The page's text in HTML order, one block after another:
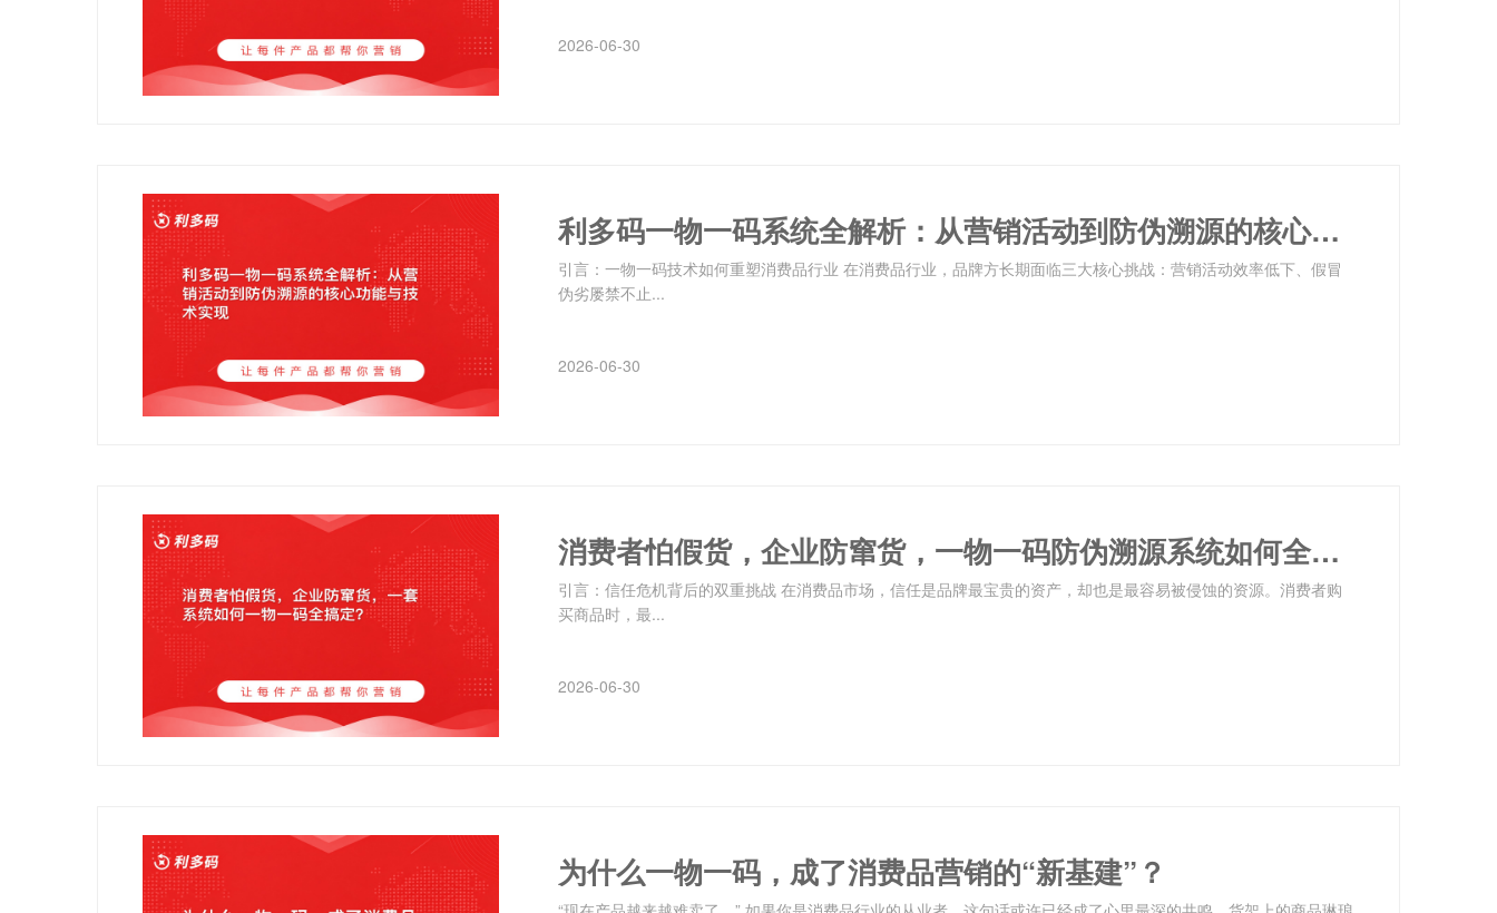
2026-06-30
利多码一物一码系统全解析：从营销活动到防伪溯源的核心功能与技术实现
引言：一物一码技术如何重塑消费品行业 在消费品行业，品牌方长期面临三大核心挑战：营销活动效率低下、假冒
伪劣屡禁不止...
2026-06-30
消费者怕假货，企业防窜货，一物一码防伪溯源系统如何全搞定？
引言：信任危机背后的双重挑战 在消费品市场，信任是品牌最宝贵的资产，却也是最容易被侵蚀的资源。消费者购
买商品时，最...
2026-06-30
为什么一物一码，成了消费品营销的“新基建”？